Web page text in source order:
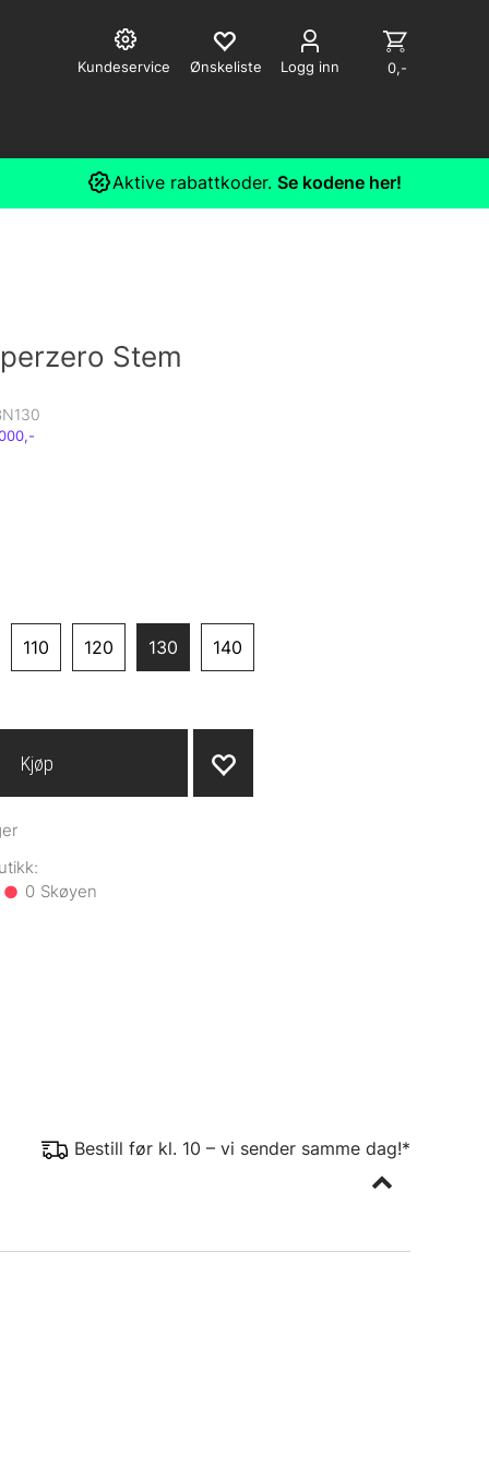
Logg inn
Kundeservice 0,-
Aktive rabattkoder. Se kodene her!
Stem
110 120 130 140
0
Kjøp
Bestill før kl. 10 – vi sender samme dag!*